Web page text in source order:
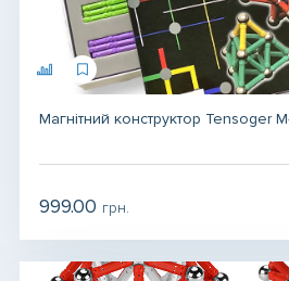
Магнітний конструктор Tensoger
999.00 грн.